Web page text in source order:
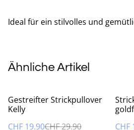
Ideal für ein stilvolles und
Ähnliche Artikel
%
Gestreifter Strickpullover
Kelly
CHF 19.90CHF 29.90
%
CHF